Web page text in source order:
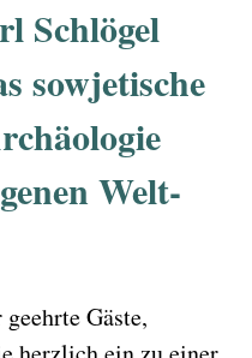
Schlögel
sowjetische
Welt-
Gäste,